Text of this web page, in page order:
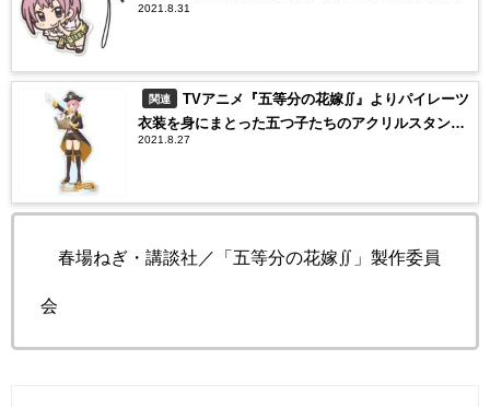
場！
2021.8.31
関連
TVアニメ『五等分の花嫁∬』よりパイレーツ
衣装を身にまとった五つ子たちのアクリルスタンド
が新登場！
2021.8.27
©春場ねぎ・講談社／「五等分の花嫁∬」製作委員
会